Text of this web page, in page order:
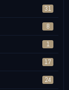
31
8
1
17
24